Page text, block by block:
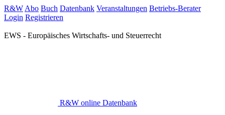
R&W Abo Buch Datenbank Veranstaltungen Betriebs-Berater
Login Registrieren
EWS - Europäisches Wirtschafts- und Steuerrecht
R&W online Datenbank